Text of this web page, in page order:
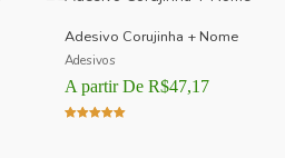
Adesivo Corujinha + Nome
Adesivos
A partir De R$47,17